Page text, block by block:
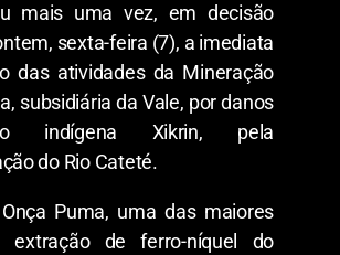
mais uma vez, em decisão
sexta-feira (7), a imediata
das atividades da Mineração
subsidiária da Vale, por danos
indígena Xikrin, pela
do Rio Cateté.
Puma, uma das maiores
extração de ferro-níquel do